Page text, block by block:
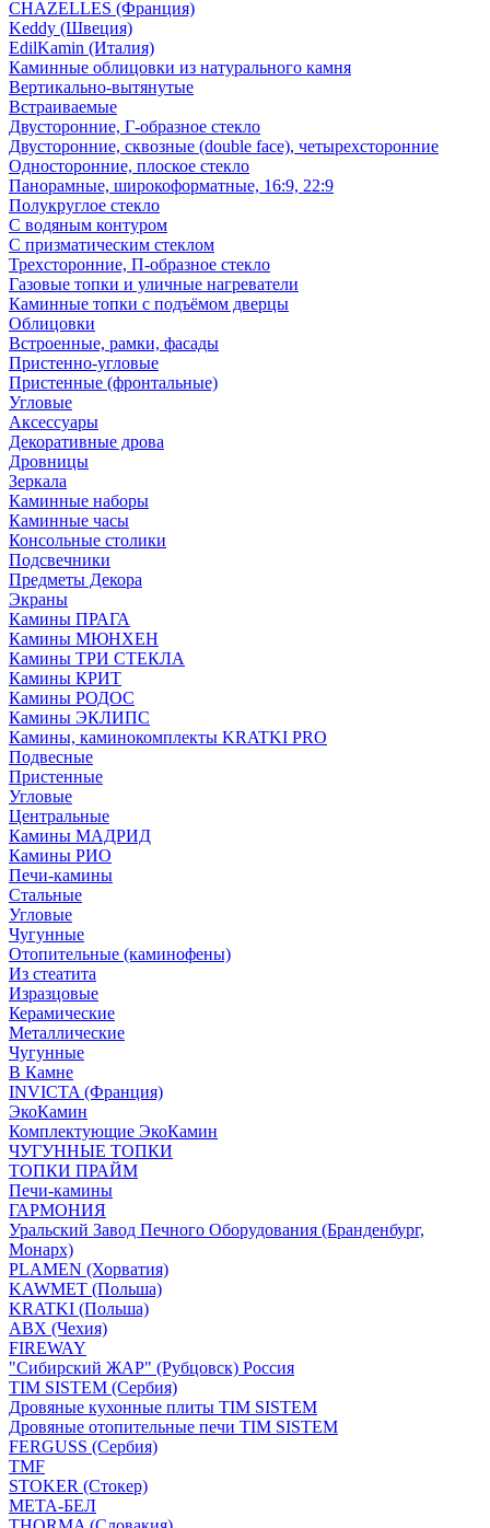
CHAZELLES (Франция)
Keddy (Швеция)
EdilKamin (Италия)
Каминные облицовки из натурального камня
Вертикально-вытянутые
Встраиваемые
Двусторонние, Г-образное стекло
Двусторонние, сквозные (double face), четырехсторонние
Односторонние, плоское стекло
Панорамные, широкоформатные, 16:9, 22:9
Полукруглое стекло
С водяным контуром
С призматическим стеклом
Трехсторонние, П-образное стекло
Газовые топки и уличные нагреватели
Каминные топки с подъёмом дверцы
Облицовки
Встроенные, рамки, фасады
Пристенно-угловые
Пристенные (фронтальные)
Угловые
Аксессуары
Декоративные дрова
Дровницы
Зеркала
Каминные наборы
Каминные часы
Консольные столики
Подсвечники
Предметы Декора
Экраны
Камины ПРАГА
Камины МЮНХЕН
Камины ТРИ СТЕКЛА
Камины КРИТ
Камины РОДОС
Камины ЭКЛИПС
Камины, каминокомплекты KRATKI PRO
Подвесные
Пристенные
Угловые
Центральные
Камины МАДРИД
Камины РИО
Печи-камины
Стальные
Угловые
Чугунные
Отопительные (каминофены)
Из стеатита
Изразцовые
Керамические
Металлические
Чугунные
В Камне
INVICTA (Франция)
ЭкоКамин
Комплектующие ЭкоКамин
ЧУГУННЫЕ ТОПКИ
ТОПКИ ПРАЙМ
Печи-камины
ГАРМОНИЯ
Уральский Завод Печного Оборудования (Бранденбург,
Монарх)
PLAMEN (Хорватия)
KAWMET (Польша)
KRATKI (Польша)
ABX (Чехия)
FIREWAY
"Сибирский ЖАР" (Рубцовск) Россия
TIM SISTEM (Сербия)
Дровяные кухонные плиты TIM SISTEM
Дровяные отопительные печи TIM SISTEM
FERGUSS (Сербия)
TMF
STOKER (Стокер)
МЕТА-БЕЛ